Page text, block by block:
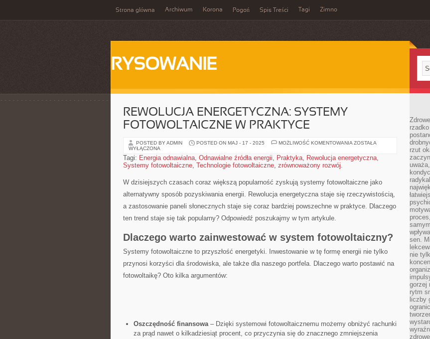
Strona główna Archiwum Korona Pogoń Spis Treści Tagi Zimno
RYSOWANIE
REWOLUCJA ENERGETYCZNA: SYSTEMY
FOTOWOLTAICZNE W PRAKTYCE
POSTED BY ADMIN POSTED ON MAJ - 17 - 2025 MOŻLIWOŚĆ KOMENTOWANIA REWOLUCJA
FOTOWOLTAICZNE
ZOSTAŁA
WYŁĄCZONA
Tagi: Energia odnawialna, Odnawialne źródła energii, Praktyka, Rewolucja energetyczna,
Systemy fotowoltaiczne, Technologie fotowoltaiczne, zrównoważony rozwój.
W dzisiejszych‌ czasach coraz⁤ większą popularność ⁢zyskują systemy fotowoltaiczne jako
alternatywny sposób pozyskiwania⁢ energii. ⁤Rewolucja ​energetyczna staje się rzeczywistością,
a ⁣zastosowanie paneli słonecznych staje się ‍coraz​ bardziej ⁤powszechne⁣ w praktyce. Dlaczego
ten trend staje się tak popularny? Odpowiedź poszukajmy w tym artykule.
Dlaczego ‌warto zainwestować w​ system fotowoltaiczny?
Systemy fotowoltaiczne to przyszłość energetyki. ‍Inwestowanie w tę formę energii nie tylko
przynosi korzyści dla ​środowiska, ale także dla naszego portfela. Dlaczego warto postawić na
fotowoltaikę? Oto kilka argumentów:
Oszczędność finansowa– Dzięki systemowi fotowoltaicznemu możemy obniżyć rachunki
za prąd ‍nawet o ​kilkadziesiąt⁢ procent, co przyczynia się⁣ do znacznego zmniejszenia
rzut
sen.
nie
gorzej
rytm
liczby